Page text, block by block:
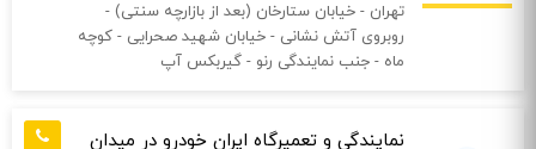
تهران - خیابان ستارخان (بعد از بازارچه سنتی) -
روبروی آتش نشانی - خیابان شهید صحرایی - کوچه
ماه - جنب نمایندگی رنو - گیربکس آپ
نمایندگی و تعمیرگاه ایران خودرو در میدان